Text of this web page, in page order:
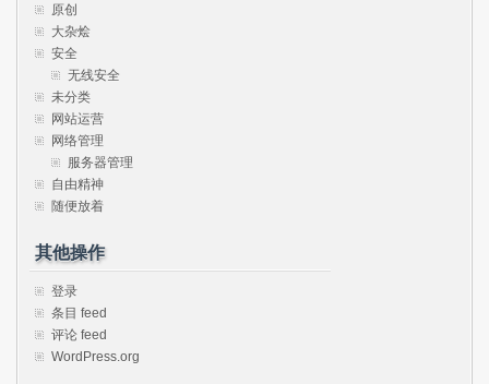
原创
大杂烩
安全
无线安全
未分类
网站运营
网络管理
服务器管理
自由精神
随便放着
其他操作
登录
条目 feed
评论 feed
WordPress.org